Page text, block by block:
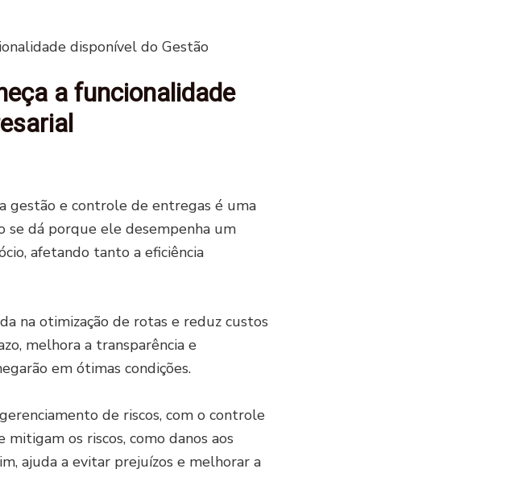
disponível do Gestão
a funcionalidade
gestão e controle de entregas é uma
se dá porque ele desempenha um
afetando tanto a eficiência
na otimização de rotas e reduz custos
melhora a transparência e
em ótimas condições.
de riscos, com o controle
os riscos, como danos aos
ajuda a evitar prejuízos e melhorar a